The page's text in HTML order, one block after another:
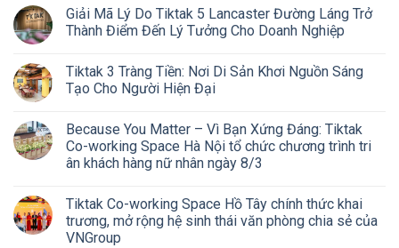
Giải Mã Lý Do Tiktak 5 Lancaster Đường Láng Trở
Thành Điểm Đến Lý Tưởng Cho Doanh Nghiệp
Tiktak 3 Tràng Tiền: Nơi Di Sản Khơi Nguồn Sáng
Tạo Cho Người Hiện Đại
Because You Matter – Vì Bạn Xứng Đáng: Tiktak
Co-working Space Hà Nội tổ chức chương trình tri
ân khách hàng nữ nhân ngày 8/3
Tiktak Co-working Space Hồ Tây chính thức khai
trương, mở rộng hệ sinh thái văn phòng chia sẻ của
VNGroup